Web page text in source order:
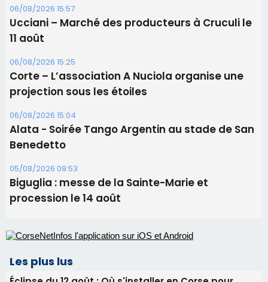
Les brèves
09/08/2026 16:04
Sénatoriales 2B – Jean-François Gaspari retire
sa candidature
09/08/2026 11:04
Festa di l’Associi Curtinesi le 13 septembre
06/08/2026 15:57
Ucciani – Marché des producteurs à Cruculi le
11 août
06/08/2026 15:25
Corte – L’association A Nuciola organise une
projection sous les étoiles
Alata - Soirée Tango Argentin au stade de San
Benedetto
05/08/2026 09:53